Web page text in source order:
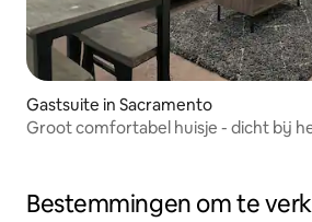
Gastsuite in Sacramento
Groot comfortabel huisje - dicht bij
Bestemmingen om te